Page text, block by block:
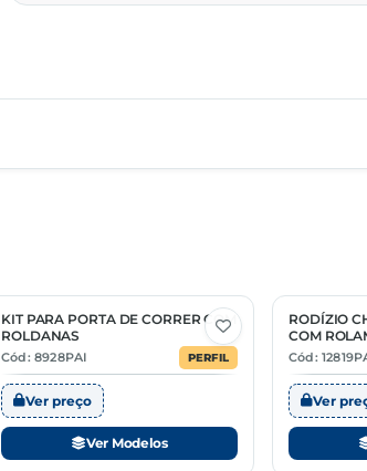
3 Opções
KIT PARA PORTA DE CORRER COM
ROLDANAS
Cód: 8928PAI PERFIL
Ver preço
Ver Modelos
1 Opção
RODÍZIO
COM
Cód:
Ver